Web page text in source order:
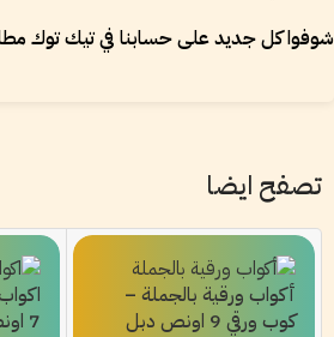
شوفوا كل جديد على حسابنا في تيك توك
تصفح ايضا
أكواب ورقية بالجملة –
كوب ورقي 9 اونص دبل
7 اونص سنجل